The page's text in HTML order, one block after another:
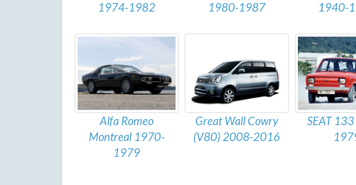
1974-1982
1980-1987
1940-
Alfa Romeo
Montreal 1970-
1979
Great Wall Cowry
(V80) 2008-2016
SEAT